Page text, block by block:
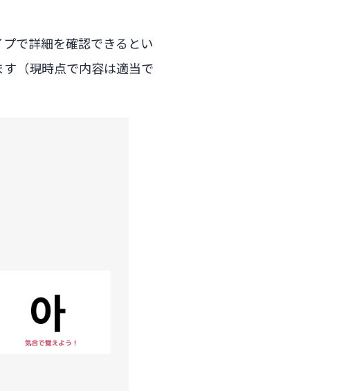
で詳細を確認できるとい
（現時点で内容は適当で